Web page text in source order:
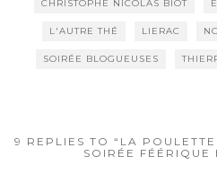
CHRISTOPHE NICOLAS BIOT
L'AUTRE THÉ LIERAC
SOIRÉE BLOGUEUSES
9 REPLIES TO “LA
SOIRÉE FÉÉRIQUE